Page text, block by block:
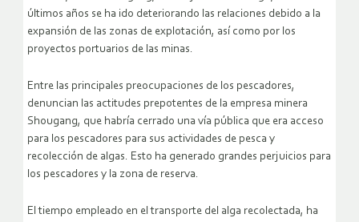
últimos años se ha ido deteriorando las relaciones debido a la
expansión de las zonas de explotación, así como por los
proyectos portuarios de las minas.
Entre las principales preocupaciones de los pescadores,
denuncian las actitudes prepotentes de la empresa minera
Shougang, que habría cerrado una vía pública que era acceso
para los pescadores para sus actividades de pesca y
recolección de algas. Esto ha generado grandes perjuicios para
los pescadores y la zona de reserva.
El tiempo empleado en el transporte del alga recolectada, ha